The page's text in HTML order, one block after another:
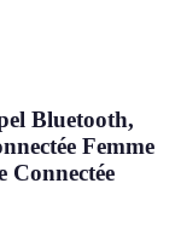
Bluetooth,
Femme
Connectée